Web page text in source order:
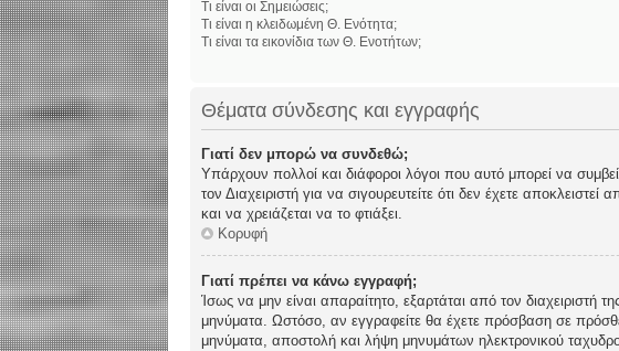
Τι είναι οι Σημειώσεις;
Τι είναι η κλειδωμένη Θ. Ενότητα;
Τι είναι τα εικονίδια των Θ. Ενοτήτων;
Θέματα σύνδεσης και εγγραφής
Γιατί δεν μπορώ να συνδεθώ;
Υπάρχουν πολλοί και διάφοροι λόγοι που αυτό μπορεί να
τον Διαχειριστή για να σιγουρευτείτε ότι δεν έχετε
και να χρειάζεται να το φτιάξει.
Κορυφή
Γιατί πρέπει να κάνω εγγραφή;
Ίσως να μην είναι απαραίτητο, εξαρτάται από τον διαχειριστή
μηνύματα. Ωστόσο, αν εγγραφείτε θα έχετε πρόσβαση σε
μηνύματα, αποστολή και λήψη μηνυμάτων ηλεκτρονικού